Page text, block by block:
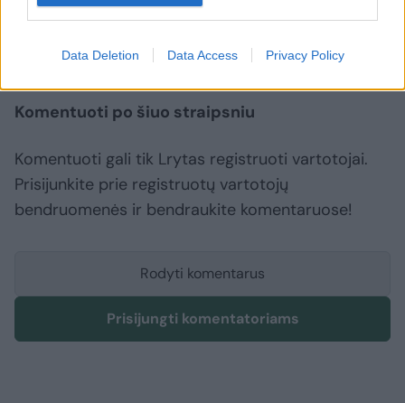
Data Deletion Data Access Privacy Policy
Vengrija Peteris Szijjarto
Sergejus Lavrovas
Komentuoti po šiuo straipsniu
Komentuoti gali tik Lrytas registruoti vartotojai.
Prisijunkite prie registruotų vartotojų
bendruomenės ir bendraukite komentaruose!
Rodyti komentarus
Prisijungti komentatoriams